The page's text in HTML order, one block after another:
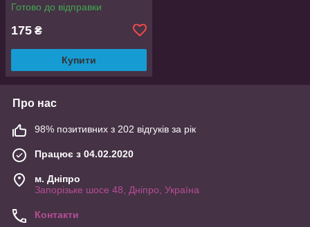
Готово до відправки
175 ₴
Купити
Про нас
98% позитивних з 202 відгуків за рік
Працює з 04.02.2020
м. Дніпро
Запорізьке шосе 48, Дніпро, Україна
Контакти